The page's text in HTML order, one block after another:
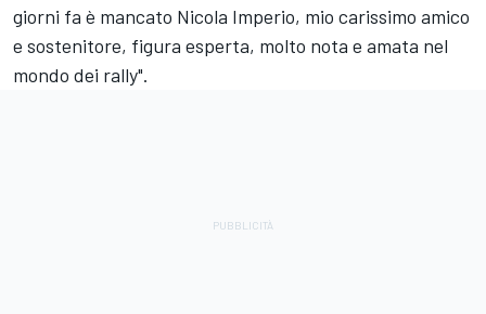
giorni fa è mancato Nicola Imperio, mio carissimo amico
e sostenitore, figura esperta, molto nota e amata nel
mondo dei rally".